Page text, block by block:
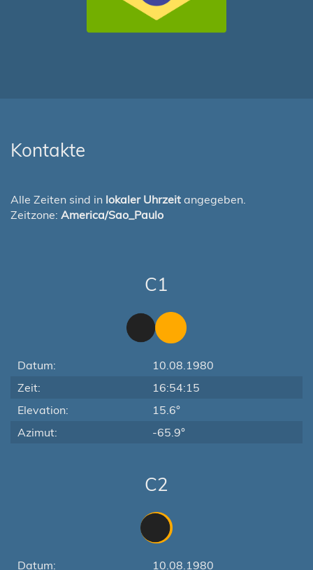
Kontakte
Alle Zeiten sind in lokaler Uhrzeit angegeben.
Zeitzone: America/Sao_Paulo
C1
Datum:
10.08.1980
Zeit:
16:54:15
Elevation:
15.6°
Azimut:
-65.9°
C2
Datum: 10.08.1980